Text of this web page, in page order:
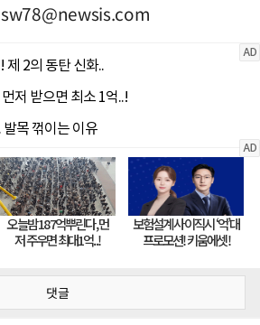
sw78@newsis.com
댓글